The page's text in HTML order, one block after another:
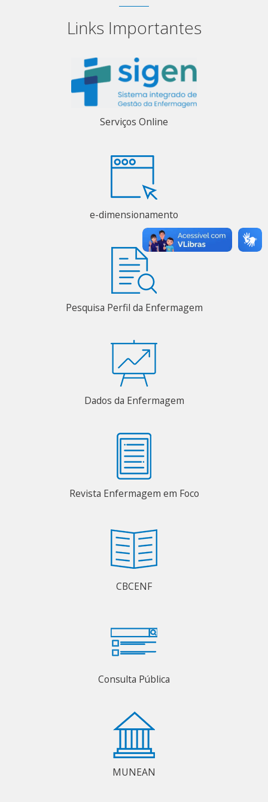
Links Importantes
Serviços Online
e-dimensionamento
Pesquisa Perfil da Enfermagem
Dados da Enfermagem
Revista Enfermagem em Foco
CBCENF
Consulta Pública
MUNEAN